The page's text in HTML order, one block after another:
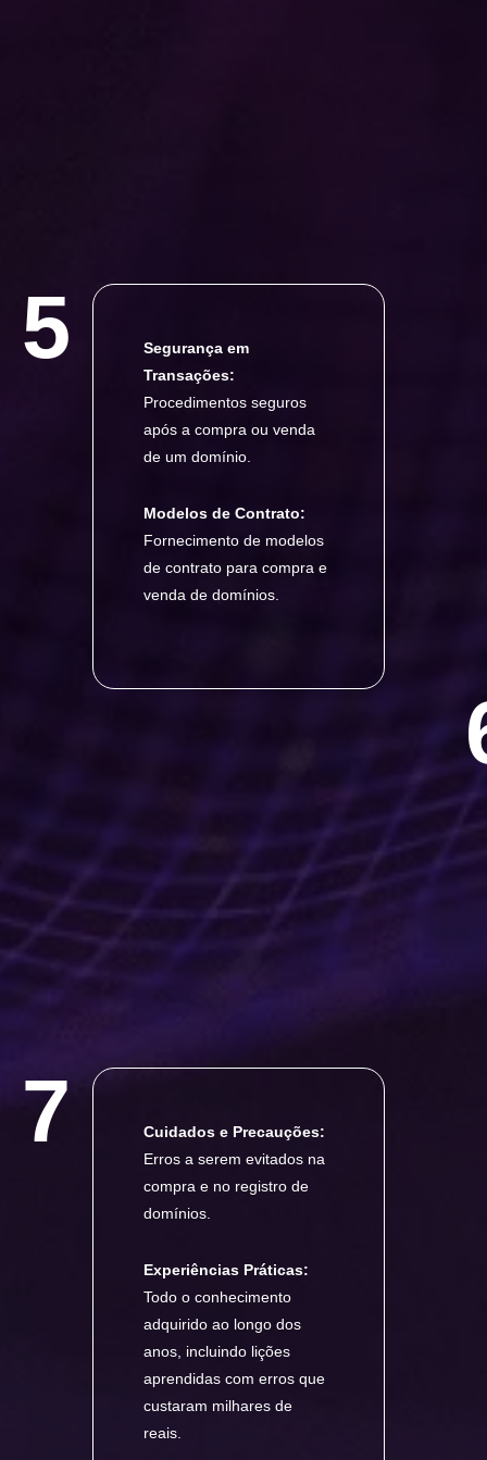
5
Segurança em
Transações:
Procedimentos seguros
após a compra ou venda
de um domínio.
Modelos de Contrato:
Fornecimento de modelos
de contrato para compra e
venda de domínios.
7
Cuidados e Precauções:
Erros a serem evitados na
compra e no registro de
domínios.
Experiências Práticas:
Todo o conhecimento
adquirido ao longo dos
anos, incluindo lições
aprendidas com erros que
custaram milhares de
reais.